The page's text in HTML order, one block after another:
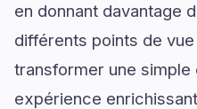
en donnant davantage
différents points de
transformer une simple
expérience